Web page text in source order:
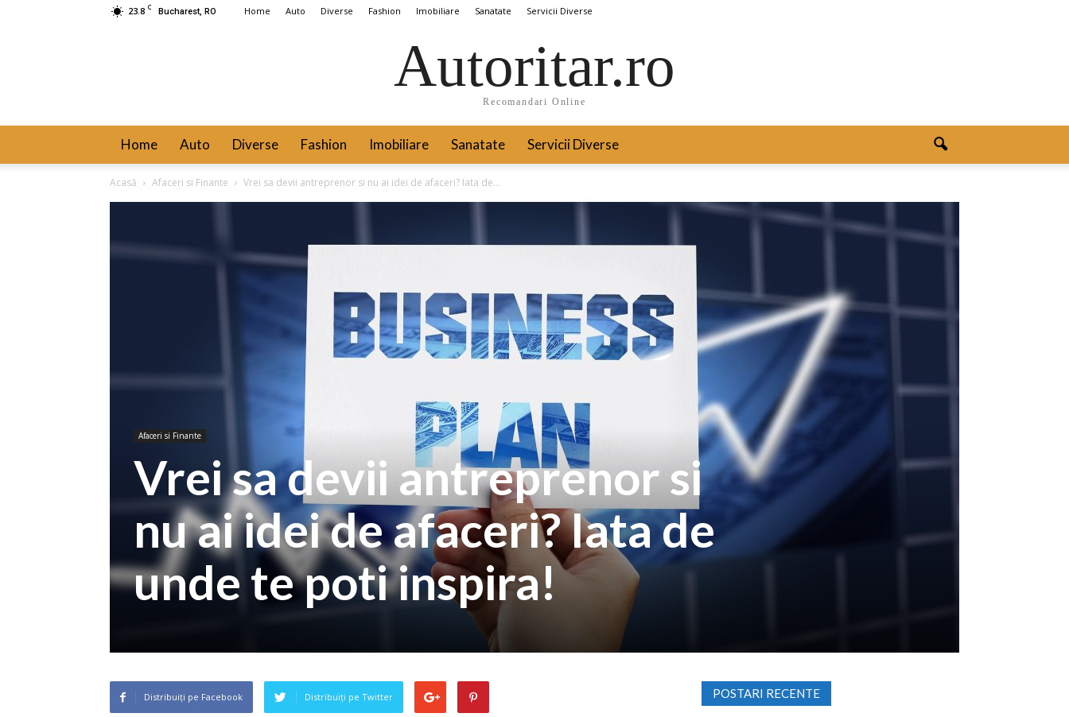
23.8 C Bucharest, RO Home Auto Diverse Fashion Imobiliare Sanatate Servicii Diverse
Autoritar.ro
Recomandari Online
Home Auto Diverse Fashion Imobiliare Sanatate Servicii Diverse
Acasă Afaceri si Finante Vrei sa devii antreprenor si nu ai idei de afaceri? Iata de...
Afaceri si Finante
Vrei sa devii antreprenor si
nu ai idei de afaceri? Iata de
unde te poti inspira!
Distribuiți pe Facebook Distribuiți pe Twitter POSTARI RECENTE